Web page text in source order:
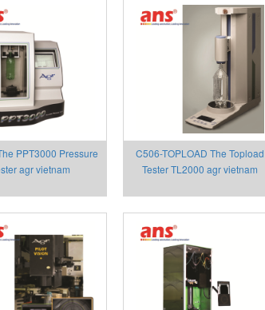
PPT3000 Pressure
agr vietnam
C506-TOPLOAD The Topload
Tester TL2000 agr vietnam